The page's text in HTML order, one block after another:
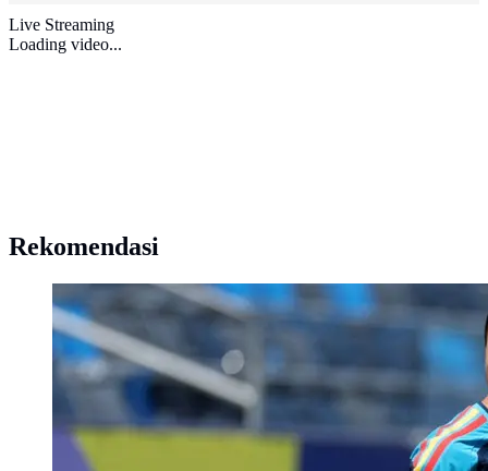
Live Streaming
Loading video...
Rekomendasi